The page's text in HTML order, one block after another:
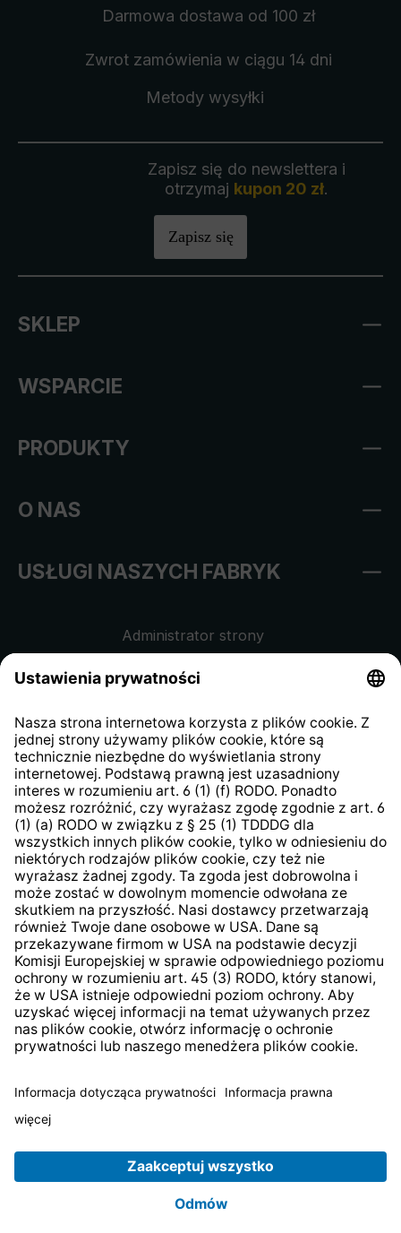
Darmowa dostawa od 100 zł
Zwrot zamówienia w ciągu 14 dni
Metody wysyłki
Zapisz się do newslettera i
otrzymaj kupon 20 zł.
Zapisz się
SKLEP
WSPARCIE
PRODUKTY
O NAS
USŁUGI NASZYCH FABRYK
Administrator strony
kontrahentów
Klauzula informacyjna strony
internetowej
Strategia podatkowa
System zgłaszania nieprawidłowości
* Wszystkie ceny zawierają podatek VAT pluskoszty
TechniSat jest firmą należącą do FundacjiLEPPER Stiftung
e.S..